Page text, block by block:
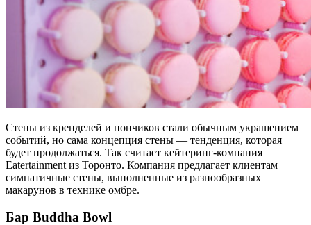
Стены из кренделей и пончиков стали обычным украшением
событий, но сама концепция стены — тенденция, которая
будет продолжаться. Так считает кейтеринг-компания
Eatertainment из Торонто. Компания предлагает клиентам
симпатичные стены, выполненные из разнообразных
макарунов в технике омбре.
Бар Buddha Bowl